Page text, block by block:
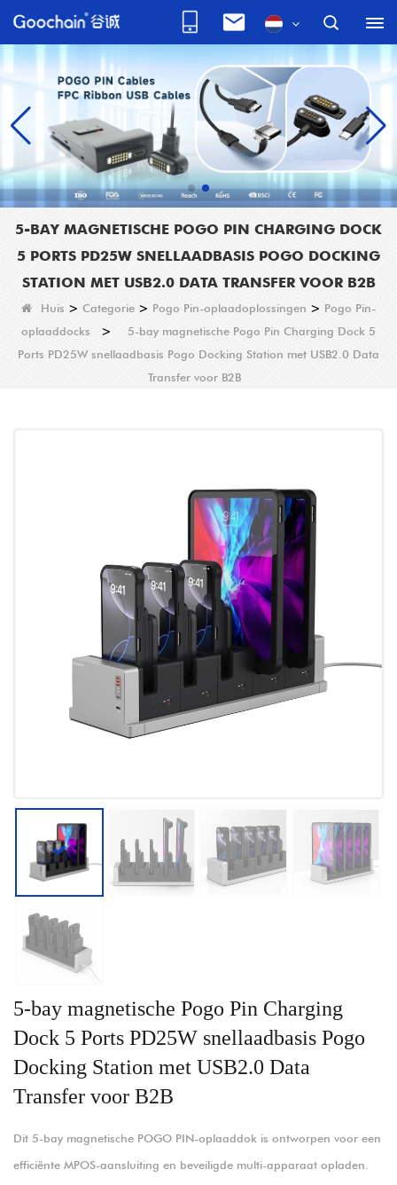
5-BAY MAGNETISCHE POGO PIN CHARGING DOCK
5 PORTS PD25W SNELLAADBASIS POGO DOCKING
STATION MET USB2.0 DATA TRANSFER VOOR B2B
Huis > Categorie > Pogo Pin-oplaadoplossingen > Pogo Pin-
oplaaddocks >
5-bay magnetische Pogo Pin Charging Dock 5
Ports PD25W snellaadbasis Pogo Docking Station met USB2.0 Data
Transfer voor B2B
5-bay magnetische Pogo Pin Charging
Dock 5 Ports PD25W snellaadbasis Pogo
Docking Station met USB2.0 Data
Transfer voor B2B
Dit 5-bay magnetische POGO PIN-oplaaddok is ontworpen voor een
efficiënte MPOS-aansluiting en beveiligde multi-apparaat opladen.